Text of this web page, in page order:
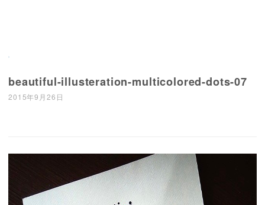
beautiful-illusteration-multicolored-dots-07
2015年9月26日